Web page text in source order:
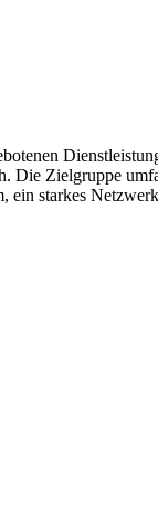
Die Zielgruppe
starkes